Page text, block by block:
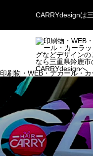
CARRYdesignは
印刷物・WEB・デカール・